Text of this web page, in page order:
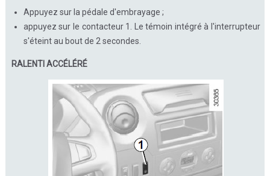
Appuyez sur la pédale d'embrayage ;
appuyez sur le contacteur 1. Le témoin intégré à l'interrupteur
s'éteint au bout de 2 secondes.
RALENTI ACCÉLÉRÉ